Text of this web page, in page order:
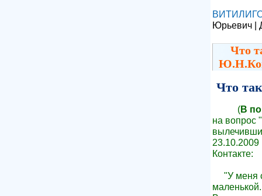
Юрьевич |
Что
Что
(В
на вопрос
23.10.2009
Контакте:
"У меня
маленькой.